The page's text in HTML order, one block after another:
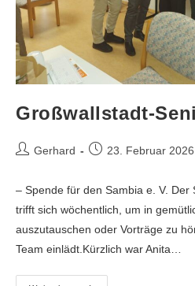
Großwallstadt-
Gerhard 23. Februar 2026
– Spende für den Sambia e. V.
trifft sich wöchentlich, um in
auszutauschen oder Vorträge zu
Team einlädt.Kürzlich war Anita…